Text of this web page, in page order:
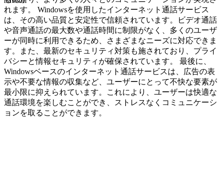
れます。 Windowsを使用したインターネット通話サービス
は、その高い品質と安定性で信頼されています。ビデオ通話
や音声通話の最大数や通話時間に制限がなく、多くのユーザ
ーが同時に利用できるため、さまざまなニーズに対応できま
す。また、最新のセキュリティ対策も施されており、プライ
バシーと情報セキュリティが確保されています。 最後に、
Windowsベースのインターネット通話サービスは、広告の表
示や不要な情報の収集など、ユーザーにとって不快な要素が
最小限に抑えられています。これにより、ユーザーは快適な
通話環境を楽しむことができ、ストレスなくコミュニケーシ
ョンを取ることができます。